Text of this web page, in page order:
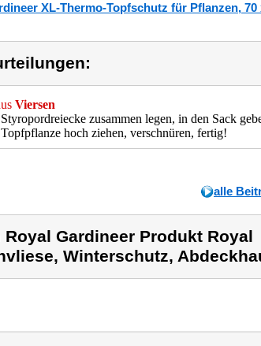
XL-Thermo-Topfschutz für Pflanzen, 70
Viersen
zusammen legen, in den Sack
hoch ziehen, verschnüren, fertig!
alle
Gardineer Produkt Royal
Winterschutz,